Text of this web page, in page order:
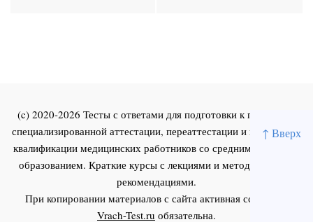
↑ Вверх
(c) 2020-2026 Тесты с ответами для подготовки к первичной
специализированной аттестации, переаттестации и повышения
квалификации медицинских работников со средним и высшим
образованием. Краткие курсы с лекциями и методическими
рекомендациями.
При копировании материалов с сайта активная ссылка на
Vrach-Test.ru обязательна.